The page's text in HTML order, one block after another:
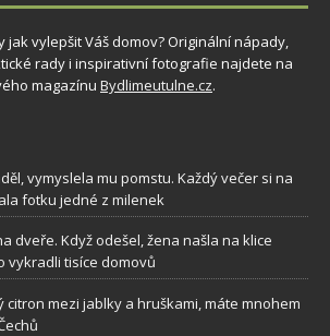
jak vylepšit Váš domov? Originální nápady,
rady i inspirativní fotografie najdete na
magazínu Bydlimeutulne.cz.
vymyslela mu pomstu. Každý večer si na
fotku jedné z milenek
dveře. Když odešel, žena našla na klice
vykradli tisíce domovů
mezi jablky a hruškami, máte mnohem